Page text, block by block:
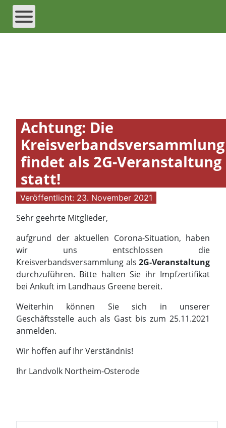
Achtung: Die
Kreisverbandsversammlung
findet als 2G-Veranstaltung
statt!
Veröffentlicht: 23. November 2021
Sehr geehrte Mitglieder,
aufgrund der aktuellen Corona-Situation, haben
wir uns entschlossen die
Kreisverbandsversammlung als 2G-Veranstaltung
durchzuführen. Bitte halten Sie ihr Impfzertifikat
bei Ankuft im Landhaus Greene bereit.
Weiterhin können Sie sich in unserer
Geschäftsstelle auch als Gast bis zum 25.11.2021
anmelden.
Wir hoffen auf Ihr Verständnis!
Ihr Landvolk Northeim-Osterode